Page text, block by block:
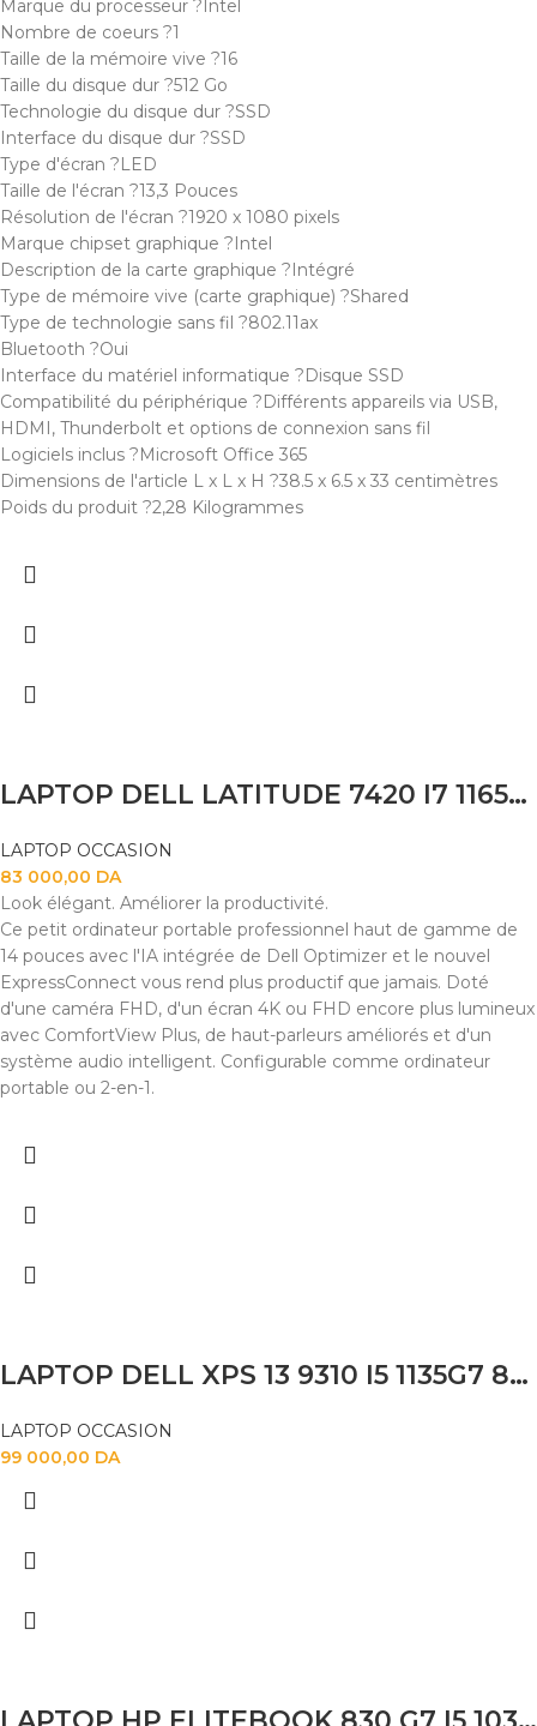
Marque du processeur ?Intel
Nombre de coeurs ?1
Taille de la mémoire vive ?16
Taille du disque dur ?512 Go
Technologie du disque dur ?SSD
Interface du disque dur ?SSD
Type d'écran ?LED
Taille de l'écran ?13,3 Pouces
Résolution de l'écran ?1920 x 1080 pixels
Marque chipset graphique ?Intel
Description de la carte graphique ?Intégré
Type de mémoire vive (carte graphique) ?Shared
Type de technologie sans fil ?802.11ax
Bluetooth ?Oui
Interface du matériel informatique ?Disque SSD
Compatibilité du périphérique ?Différents appareils via USB,
HDMI, Thunderbolt et options de connexion sans fil
Logiciels inclus ?Microsoft Office 365
Dimensions de l'article L x L x H ?38.5 x 6.5 x 33 centimètres
Poids du produit ?2,28 Kilogrammes
LAPTOP DELL LATITUDE 7420 I7 1165G7 16GB
LAPTOP OCCASION
83 000,00 DA
Look élégant. Améliorer la productivité.
Ce petit ordinateur portable professionnel haut de gamme de
14 pouces avec l'IA intégrée de Dell Optimizer et le nouvel
ExpressConnect vous rend plus productif que jamais. Doté
d'une caméra FHD, d'un écran 4K ou FHD encore plus lumineux
avec ComfortView Plus, de haut-parleurs améliorés et d'un
système audio intelligent. Configurable comme ordinateur
portable ou 2-en-1.
LAPTOP DELL XPS 13 9310 I5 1135G7 8GB 256SSD 13.3″ X360 TACTILE
LAPTOP OCCASION
99 000,00 DA